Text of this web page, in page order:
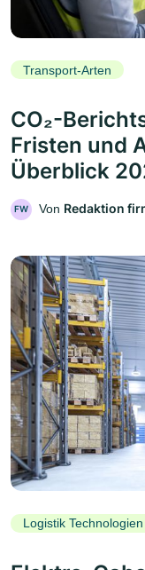
Transport-Arten
CO₂-
Fristen und
Überblick
FW Von Redaktion
Logistik Technologien